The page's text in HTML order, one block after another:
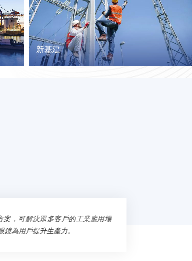
新基建
案，可解決眾多客戶的工業應用場
鏡為用戶提升生產力。